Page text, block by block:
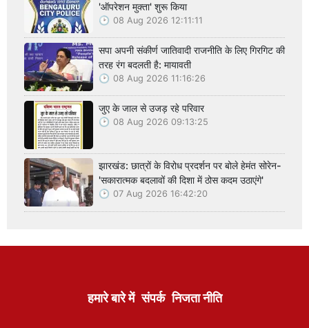
'ऑपरेशन मुक्ता' शुरू किया
08 Aug 2026 12:11:11
सपा अपनी संकीर्ण जातिवादी राजनीति के लिए गिरगिट की
तरह रंग बदलती है: मायावती
08 Aug 2026 11:16:26
जुए के जाल से उजड़ रहे परिवार
08 Aug 2026 09:13:25
झारखंड: छात्रों के विरोध प्रदर्शन पर बोले हेमंत सोरेन-
'सकारात्मक बदलावों की दिशा में ठोस कदम उठाएंगे'
07 Aug 2026 16:42:20
हमारे बारे में संपर्क निजता नीति